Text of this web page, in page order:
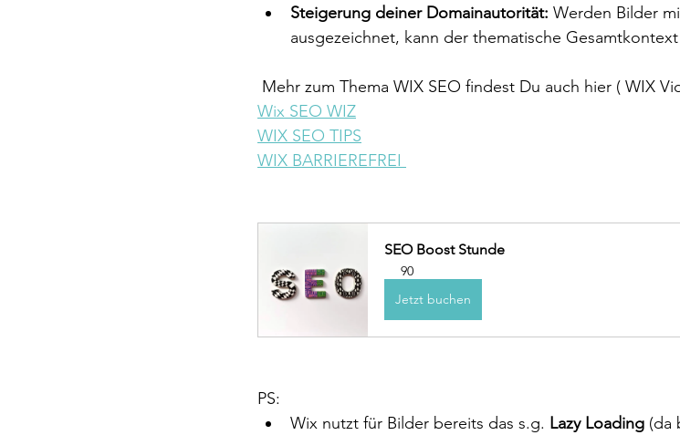
Steigerung deiner Domainautorität: Werden Bilder
ausgezeichnet, kann der thematische
Mehr zum Thema WIX SEO findest Du auch hier ( WIX
Wix SEO WIZ
WIX SEO TIPS
WIX BARRIEREFREI
SEO Boost Stunde
90
Jetzt buchen
PS:
Wix nutzt für Bilder bereits das s.g. Lazy Loading (da